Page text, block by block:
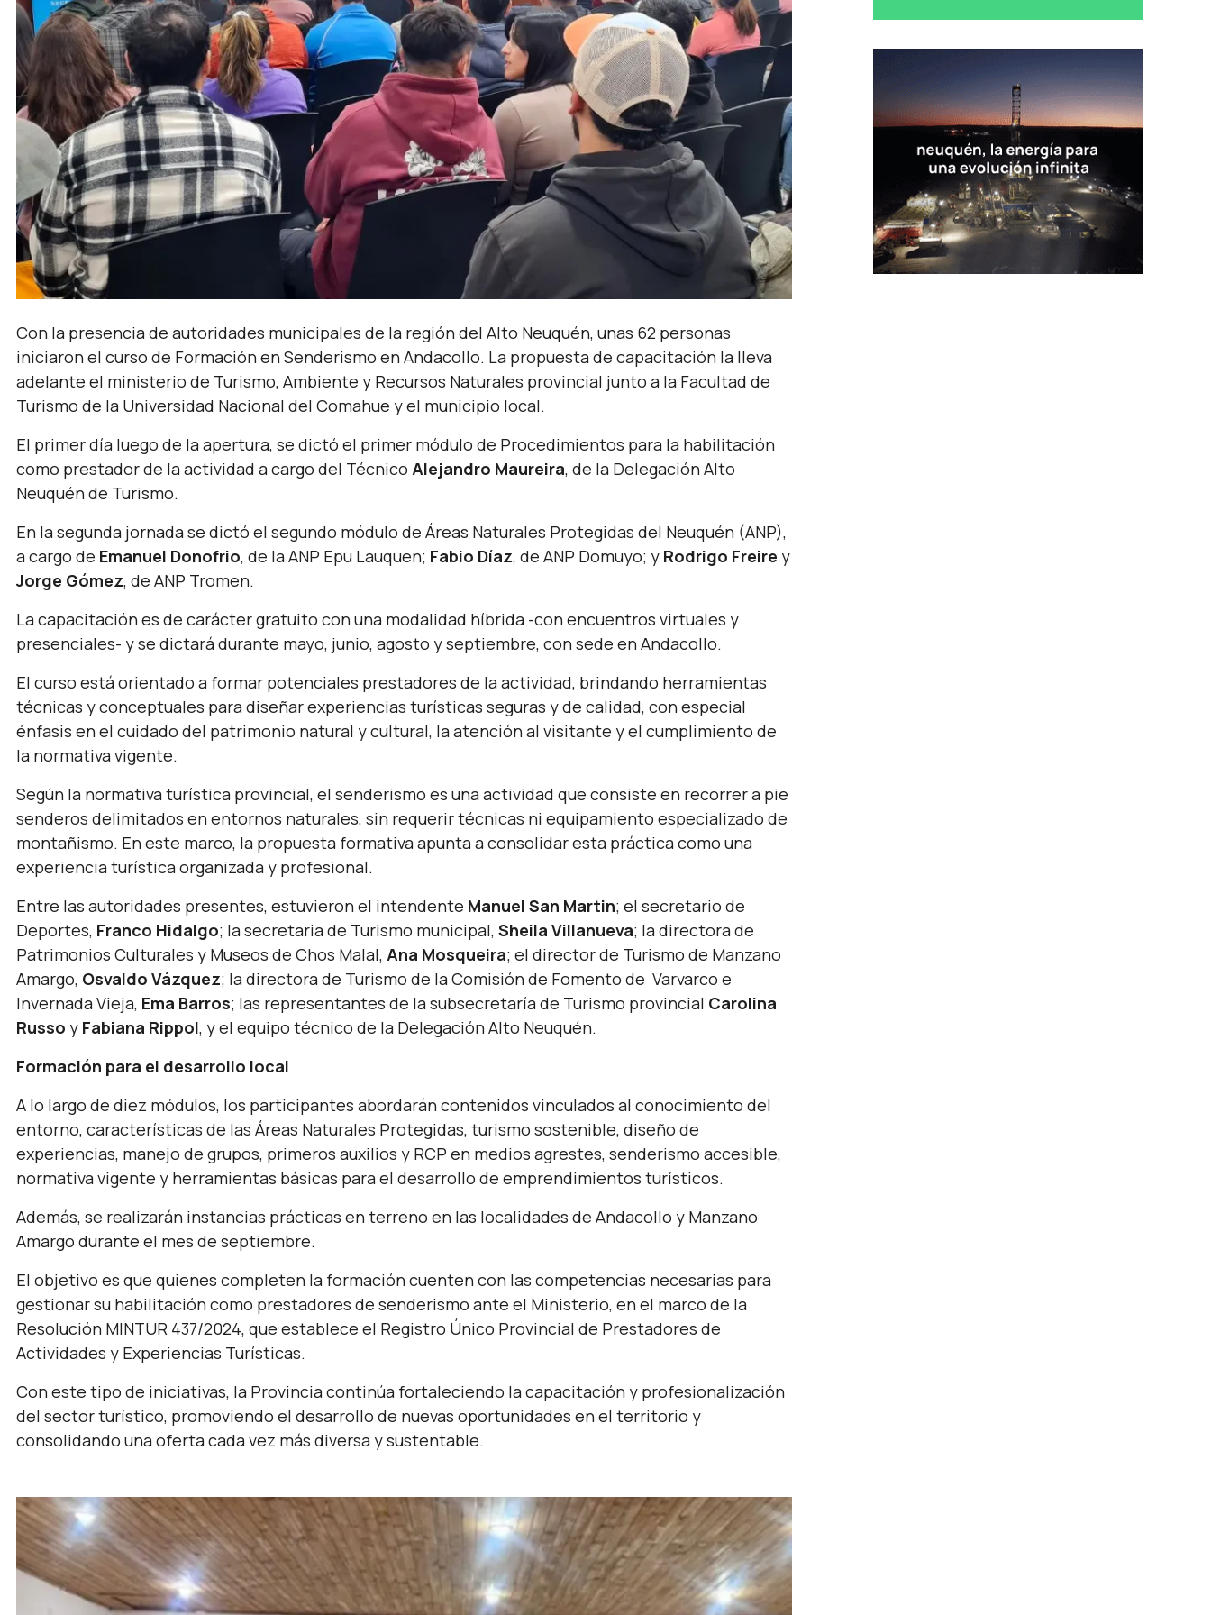
Con la presencia de autoridades municipales de la región del Alto Neuquén, unas 62 personas
iniciaron el curso de Formación en Senderismo en Andacollo. La propuesta de capacitación la lleva
adelante el ministerio de Turismo, Ambiente y Recursos Naturales provincial junto a la Facultad de
Turismo de la Universidad Nacional del Comahue y el municipio local.
El primer día luego de la apertura, se dictó el primer módulo de Procedimientos para la habilitación
como prestador de la actividad a cargo del Técnico Alejandro Maureira, de la Delegación Alto
Neuquén de Turismo.
En la segunda jornada se dictó el segundo módulo de Áreas Naturales Protegidas del Neuquén (ANP),
a cargo de Emanuel Donofrio, de la ANP Epu Lauquen; Fabio Díaz, de ANP Domuyo; y Rodrigo Freire y
Jorge Gómez, de ANP Tromen.
La capacitación es de carácter gratuito con una modalidad híbrida -con encuentros virtuales y
presenciales- y se dictará durante mayo, junio, agosto y septiembre, con sede en Andacollo.
El curso está orientado a formar potenciales prestadores de la actividad, brindando herramientas
técnicas y conceptuales para diseñar experiencias turísticas seguras y de calidad, con especial
énfasis en el cuidado del patrimonio natural y cultural, la atención al visitante y el cumplimiento de
la normativa vigente.
Según la normativa turística provincial, el senderismo es una actividad que consiste en recorrer a pie
senderos delimitados en entornos naturales, sin requerir técnicas ni equipamiento especializado de
montañismo. En este marco, la propuesta formativa apunta a consolidar esta práctica como una
experiencia turística organizada y profesional.
Entre las autoridades presentes, estuvieron el intendente Manuel San Martin; el secretario de
Deportes, Franco Hidalgo; la secretaria de Turismo municipal, Sheila Villanueva; la directora de
Patrimonios Culturales y Museos de Chos Malal, Ana Mosqueira; el director de Turismo de Manzano
Amargo, Osvaldo Vázquez; la directora de Turismo de la Comisión de Fomento de Varvarco e
Invernada Vieja, Ema Barros; las representantes de la subsecretaría de Turismo provincial Carolina
Russo y Fabiana Rippol, y el equipo técnico de la Delegación Alto Neuquén.
Formación para el desarrollo local
A lo largo de diez módulos, los participantes abordarán contenidos vinculados al conocimiento del
entorno, características de las Áreas Naturales Protegidas, turismo sostenible, diseño de
experiencias, manejo de grupos, primeros auxilios y RCP en medios agrestes, senderismo accesible,
normativa vigente y herramientas básicas para el desarrollo de emprendimientos turísticos.
Además, se realizarán instancias prácticas en terreno en las localidades de Andacollo y Manzano
Amargo durante el mes de septiembre.
El objetivo es que quienes completen la formación cuenten con las competencias necesarias para
gestionar su habilitación como prestadores de senderismo ante el Ministerio, en el marco de la
Resolución MINTUR 437/2024, que establece el Registro Único Provincial de Prestadores de
Actividades y Experiencias Turísticas.
Con este tipo de iniciativas, la Provincia continúa fortaleciendo la capacitación y profesionalización
del sector turístico, promoviendo el desarrollo de nuevas oportunidades en el territorio y
consolidando una oferta cada vez más diversa y sustentable.